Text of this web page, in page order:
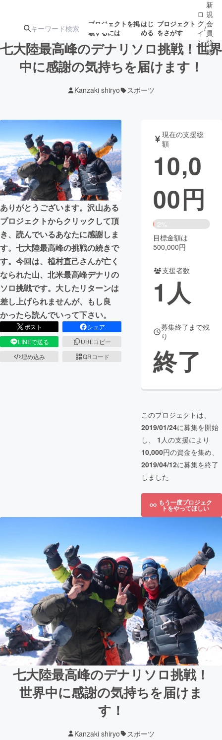
プロジェクトを掲
載するには
はじ
める
プロジェクト
をさがす
ジェクト
ロジェクト
アート・写真 音楽
テクノロジー・ガジェット ゲーム・
映像・映画 書籍・雑誌
ビジネス・起業 チャレンジ
まちづくり・地域活性化
CAMPFIRE for Social Good
CAMPFIRE Creation
CAMPFIREふるさと納税machi-ya コミュニティ
ロ
グ
イ
ン
/
新
規
会
員
登
録
七大陸最高峰のデナリソロ挑戦！世界
中に感謝の気持ちを届けます！
Kanzaki shiryo スポーツ
ありがとうございます。沢山ある
プロジェクトからクリックして頂
き、読んでいるあなたに感謝しま
す。七大陸最高峰の挑戦の続きで
す。今回は、植村直己さんが亡く
なられた山、北米最高峰デナリの
ソロ挑戦です。大したリターンは
差し上げられませんが、もし良
かったら読んでいって下さい。
ポスト
シェア
LINEで送る
URLコピー
埋め込み
QRコード
現在の支援総
額
10,0
00円
2%
目標金額は
500,000円
支援者数
1人
募集終了まで残
り
終了
このプロジェクトは、
2019/01/24に募集を開始
し、 1 人の支援により
10,000円の資金を集め、
2019/04/12に募集を終了
しました
もう一度プロジェク
トをやってほしい
七大陸最高峰のデナリソロ挑戦！
世界中に感謝の気持ちを届けま
す！
Kanzaki shiryo スポーツ